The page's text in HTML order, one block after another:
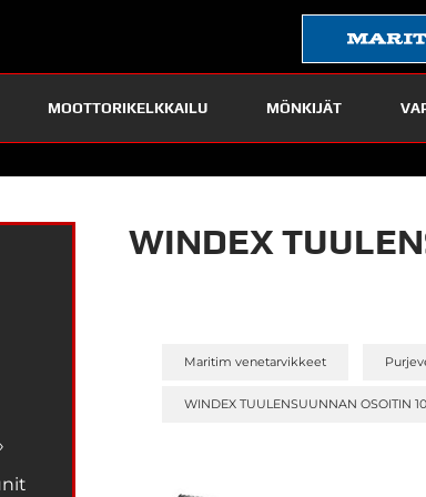
MOOTTORIKELKKAILU MÖNKIJÄT
WINDEX
Maritim venetarvikkeet
WINDEX TUULENSUUNNAN OSOITIN